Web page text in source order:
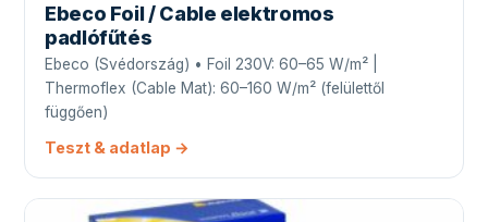
Ebeco Foil / Cable elektromos
padlófűtés
Ebeco (Svédország) • Foil 230V: 60–65 W/m² |
Thermoflex (Cable Mat): 60–160 W/m² (felülettől
függően)
Teszt & adatlap →